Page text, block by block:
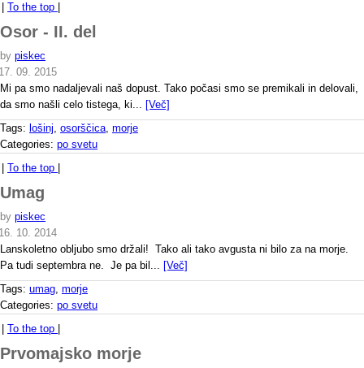
To the top
Osor - II. del
by piskec
09. 2015
Mi pa smo nadaljevali naš dopust. Tako počasi smo se premikali in delovali,
da smo našli celo tistega, ki... [Več]
Tags: lošinj, osorščica, morje
Categories: po svetu
To the top
Umag
by piskec
10. 2014
Lanskoletno obljubo smo držali! Tako ali tako avgusta ni bilo za na morje.
Pa tudi septembra ne. Je pa bil... [Več]
Tags: umag, morje
Categories: po svetu
To the top
Prvomajsko morje